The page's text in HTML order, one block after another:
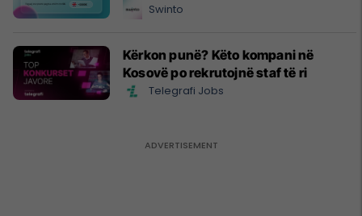
Swinto
Kërkon punë? Këto kompani në
Kosovë po rekrutojnë staf të ri
Telegrafi Jobs